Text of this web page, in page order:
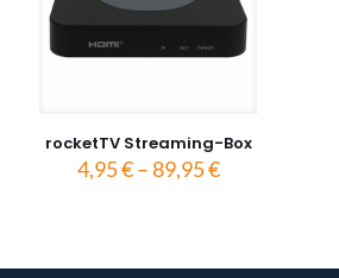
rocketTV Streaming-Box
4,95€–89,95€Preisspanne: